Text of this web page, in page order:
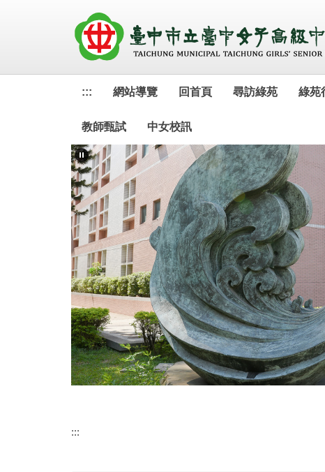
內
::: 網站導覽 回首頁 尋訪綠苑 綠苑
教師甄試 中女校訊
:::